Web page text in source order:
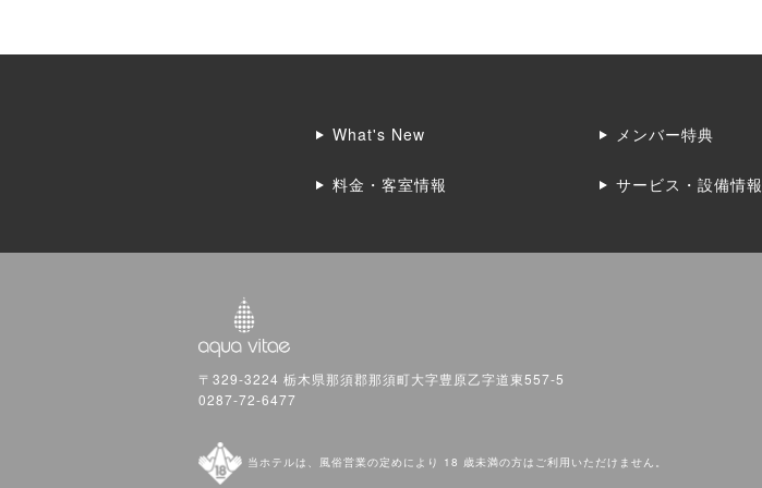
What's New メンバー特典
料金・客室情報 サービス・設備情報
〒329-3224 栃木県那須郡那須町大字豊原乙字道東557-5
0287-72-6477
当ホテルは、風俗営業の定めにより 18 歳未満の方はご利用いただけません。